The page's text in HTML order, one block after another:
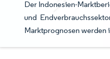
Der Indonesien-
und
Marktprognosen werden